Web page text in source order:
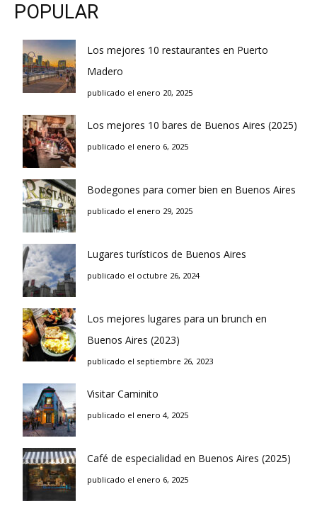
POPULAR
Los mejores 10 restaurantes en Puerto
Madero
publicado el enero 20, 2025
Los mejores 10 bares de Buenos Aires (2025)
publicado el enero 6, 2025
Bodegones para comer bien en Buenos Aires
publicado el enero 29, 2025
Lugares turísticos de Buenos Aires
publicado el octubre 26, 2024
Los mejores lugares para un brunch en
Buenos Aires (2023)
publicado el septiembre 26, 2023
Visitar Caminito
publicado el enero 4, 2025
Café de especialidad en Buenos Aires (2025)
publicado el enero 6, 2025